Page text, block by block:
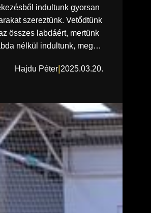
indultunk gyorsan
szereztünk. Vetődtünk
összes labdáért, mertünk
nélkül indultunk, meg…
Hajdu Péter 2025.03.20.